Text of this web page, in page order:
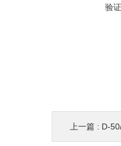
验
上一篇 : D-